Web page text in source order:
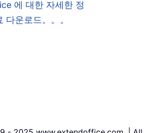
에 대한 자세한 정
다운로드。。。